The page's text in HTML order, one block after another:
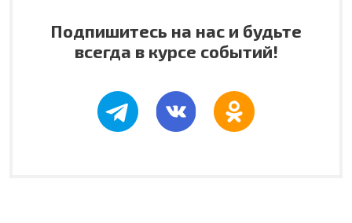
Подпишитесь на нас и будьте
всегда в курсе событий!